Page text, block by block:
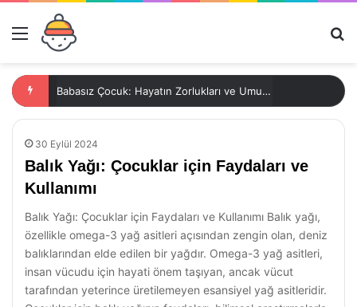
Menü
Babasız Çocuk: Hayatın Zorlukları ve Umutları
30 Eylül 2024
Balık Yağı: Çocuklar için Faydaları ve
Kullanımı
Balık Yağı: Çocuklar için Faydaları ve Kullanımı Balık yağı,
özellikle omega-3 yağ asitleri açısından zengin olan, deniz
balıklarından elde edilen bir yağdır. Omega-3 yağ asitleri,
insan vücudu için hayati önem taşıyan, ancak vücut
tarafından yeterince üretilemeyen esansiyel yağ asitleridir.